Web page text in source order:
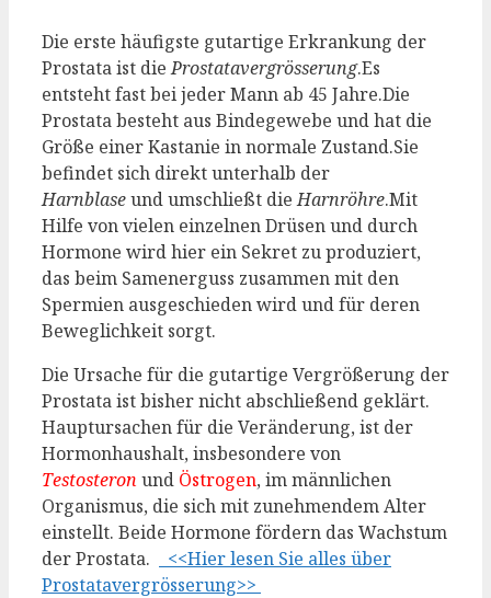
Die erste häufigste gutartige Erkrankung der
Prostata ist dieProstatavergrösserung.Es
entsteht fast bei jeder Mann ab 45 Jahre.Die
Prostata besteht aus Bindegewebe und hat die
Größe einer Kastanie in normale Zustand.Sie
befindet sich direkt unterhalb der
Harnblaseund umschließt dieHarnröhre.Mit
Hilfe von vielen einzelnen Drüsen und durch
Hormone wird hier ein Sekret zu produziert,
das beim Samenerguss zusammen mit den
Spermien ausgeschieden wird und für deren
Beweglichkeit sorgt.
Die Ursache für die gutartige Vergrößerung der
Prostata ist bisher nicht abschließend geklärt.
Hauptursachen für die Veränderung, ist der
Hormonhaushalt, insbesondere von
Testosteron und Östrogen, im männlichen
Organismus, die sich mit zunehmendem Alter
einstellt. Beide Hormone fördern das Wachstum
der Prostata.
<<Hier lesen Sie alles über
Prostatavergrösserung>>